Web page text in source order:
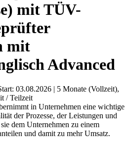
mit TÜV-
mit
Advanced
03.08.2026 | 5 Monate (Vollzeit),
/ Teilzeit
in Unternehmen eine wichtige
der Prozesse, der Leistungen und
dem Unternehmen zu einem
und damit zu mehr Umsatz.